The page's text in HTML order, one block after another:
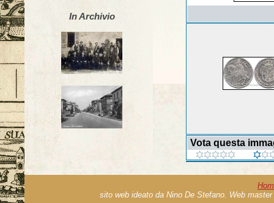
In Archivio
Vota questa
sito web ideato da Nino De Stefano. Web